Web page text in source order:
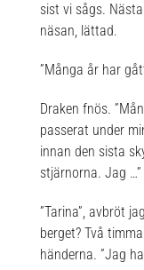
sist vi sågs.
näsan, lättad.
”Många år har
Draken fnös.
passerat under
innan den sista
stjärnorna. Jag …”
”Tarina”, avbröt
berget? Två
händerna. ”Jag